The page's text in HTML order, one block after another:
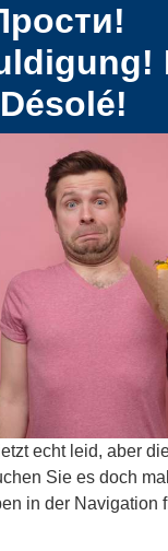
echt leid, aber
Sie es doch
in der Navigation